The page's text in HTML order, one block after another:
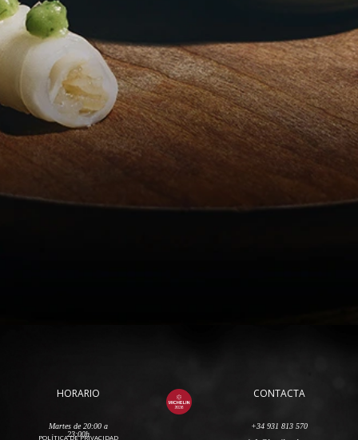
HORARIO
Martes de 20:00 a
23:00h
CONTACTA
+34 931 813 570
POLÍTICA DE PRIVACIDAD